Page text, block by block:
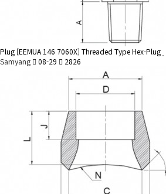
Plug [EEMUA 146 7060X] Threaded Type Hex-Plug
Samyang
08-29 2826